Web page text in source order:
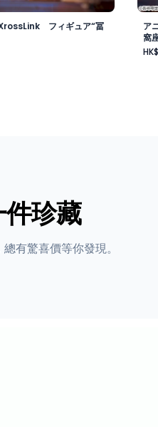
フィギュア“冨
ア
窩
珍藏
有驚喜價等你發現。